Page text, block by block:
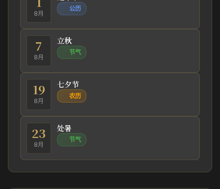
8月
公历
7
8月
立秋
节气
19
8月
七夕节
农历
23
8月
处暑
节气